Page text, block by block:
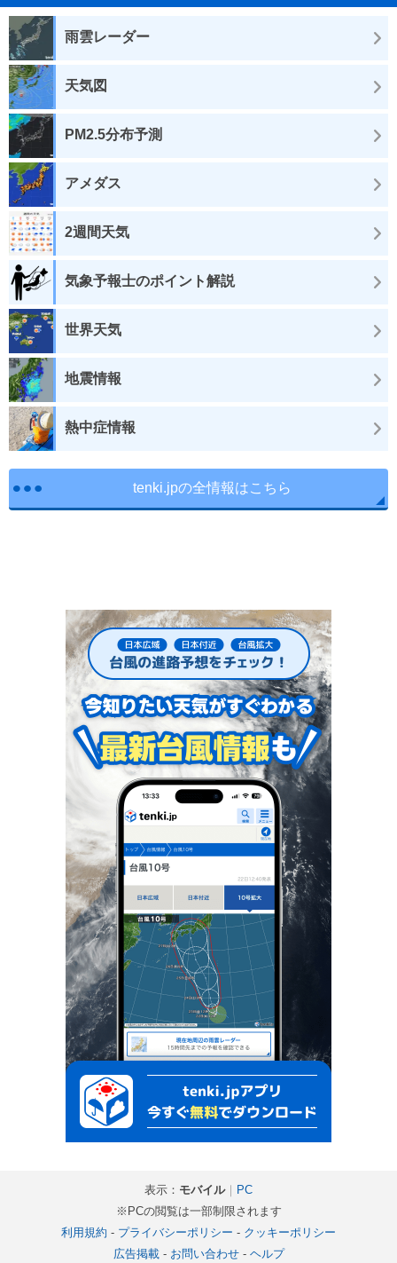
雨雲レーダー
天気図
PM2.5分布予測
アメダス
2週間天気
気象予報士のポイント解説
世界天気
地震情報
熱中症情報
tenki.jpの全情報はこちら
表示： モバイル｜
PC
※PCの閲覧は一部制限されます
利用規約 - プライバシーポリシー - クッキーポリシー
広告掲載- お問い合わせ- ヘルプ